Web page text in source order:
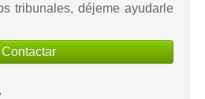
tribunales, déjeme ayudarle
Contactar